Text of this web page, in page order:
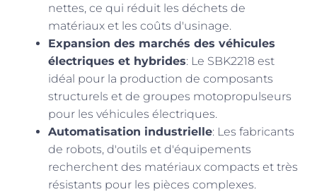
nettes, ce qui réduit les déchets de
matériaux et les coûts d'usinage.
Expansion des marchés des véhicules
électriques et hybrides: Le SBK2218 est
idéal pour la production de composants
structurels et de groupes motopropulseurs
pour les véhicules électriques.
Automatisation industrielle: Les fabricants
de robots, d'outils et d'équipements
recherchent des matériaux compacts et très
résistants pour les pièces complexes.